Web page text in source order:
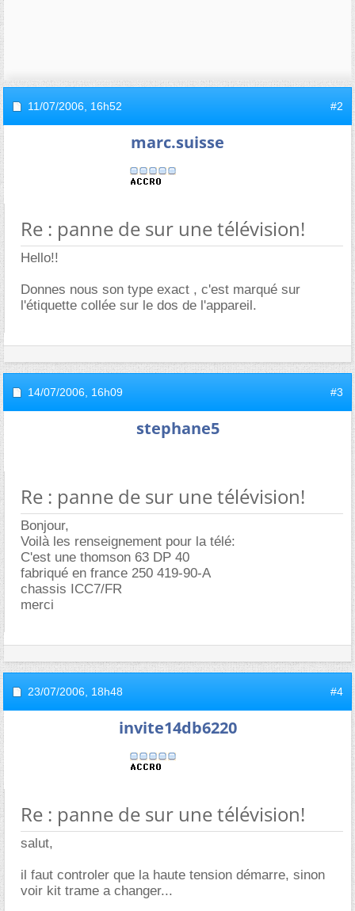
11/07/2006, 16h52 #2
marc.suisse
Re : panne de sur une télévision!
Hello!!
Donnes nous son type exact , c'est marqué sur
l'étiquette collée sur le dos de l'appareil.
14/07/2006, 16h09 #3
stephane5
Re : panne de sur une télévision!
Bonjour,
Voilà les renseignement pour la télé:
C'est une thomson 63 DP 40
fabriqué en france 250 419-90-A
chassis ICC7/FR
merci
23/07/2006, 18h48 #4
invite14db6220
Re : panne de sur une télévision!
salut,
il faut controler que la haute tension démarre, sinon
voir kit trame a changer...